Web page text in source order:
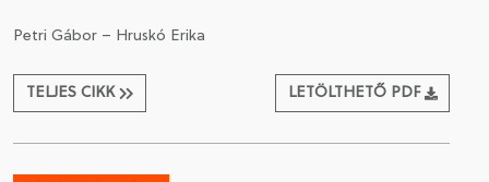
Petri Gábor – Hruskó Erika
TELJES CIKK LETÖLTHETŐ PDF